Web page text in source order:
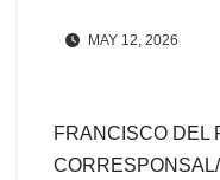
MAY 12, 2026
FRANCISCO DEL